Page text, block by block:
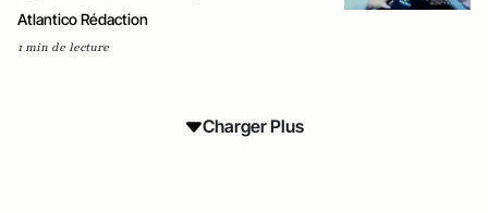
Atlantico Rédaction
1 min de lecture
Charger Plus